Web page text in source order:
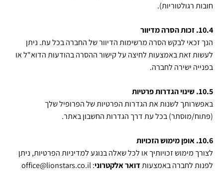
חובות רגולטוריות).
10.4. זכות הסרה מדיוור
הנך זכאי לבקש הסרה מרשימות הדיוור של החברה בכל עת. ניתן
לעשות זאת באמצעות לחיצה על קישור ההסרה בהודעות הדוא"ל או
בפנייה ישירה לחברה.
10.5. שינוי הגדרות פרטיות
באפשרותך לשנות את הגדרות הפרטיות של הפרופיל שלך
(פתוח/מוסתר) בכל עת דרך הגדרות החשבון באתר.
10.6. אופן מימוש הזכויות
לצורך מימוש זכויותיך או לכל שאלה בנוגע למדיניות הפרטיות, ניתן
לפנות לחברה באמצעותדואר אלקטרוני:
office@lionstars.co.il